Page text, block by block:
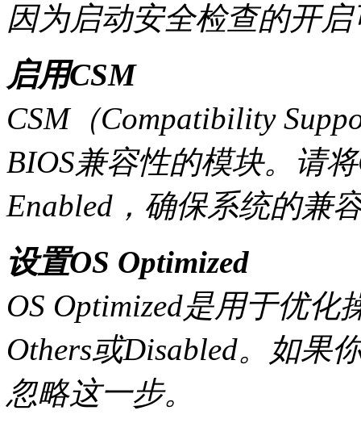
因为启动安全检查的开
启用CSM
CSM（Compatibility
BIOS兼容性的模块。请
Enabled，确保系统的兼
设置OS Optimized
OS Optimized是用于优
Others或Disabled。如果
忽略这一步。